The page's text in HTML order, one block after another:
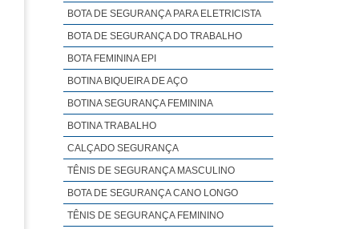
e
e
BOTA DE SEGURANÇA PARA ELETRICISTA
BOTA DE SEGURANÇA DO TRABALHO
BOTA FEMININA EPI
BOTINA BIQUEIRA DE AÇO
BOTINA SEGURANÇA FEMININA
BOTINA TRABALHO
CALÇADO SEGURANÇA
TÊNIS DE SEGURANÇA MASCULINO
BOTA DE SEGURANÇA CANO LONGO
TÊNIS DE SEGURANÇA FEMININO